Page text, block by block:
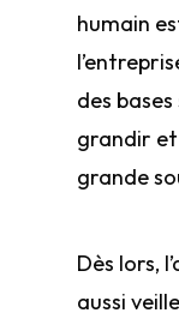
humain
des
grandir
grande
Dès lors,
aussi